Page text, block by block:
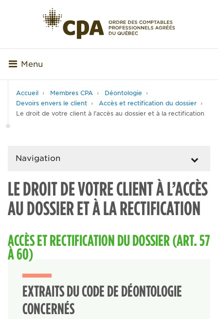
Menu
Accueil Membres CPA
Déontologie
Devoirs envers le client
Accès et rectification du dossier
Le droit de votre client à l’accès au dossier et à la rectification
Navigation
LE DROIT DE VOTRE CLIENT À L’ACCÈS
AU DOSSIER ET À LA RECTIFICATION
ACCÈS ET RECTIFICATION DU DOSSIER (ART. 57
À 60)
EXTRAITS DU CODE DE DÉONTOLOGIE
CONCERNÉS